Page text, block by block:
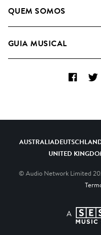
Pesquisar
QUEM SOMOS
Como usamos a IA
GUIA MUSICAL
Facebook
AUSTRALIA
UNITED
© Audio Network Limited